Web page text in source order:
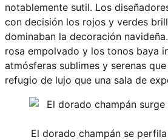
notablemente sutil. Los
con decisión los rojos y verdes
dominaban la decoración
rosa empolvado y los tonos baya
atmósferas sublimes y serenas
refugio de lujo que una sala de
El dorado champán se